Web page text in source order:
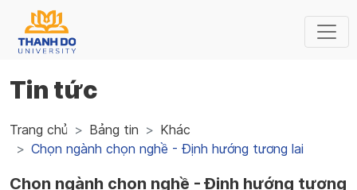
Tin tức
Trang chủ Bảng tin
Khác
Chọn ngành chọn nghề - Định hướng tương lai
Chọn ngành chọn nghề - Định hướng tương